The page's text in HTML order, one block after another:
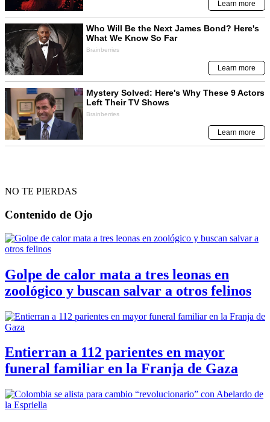
NO TE PIERDAS
Contenido de Ojo
Golpe de calor mata a tres leonas en
zoológico y buscan salvar a otros felinos
Entierran a 112 parientes en mayor
funeral familiar en la Franja de Gaza